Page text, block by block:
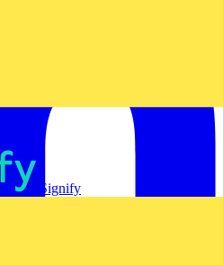
Signify